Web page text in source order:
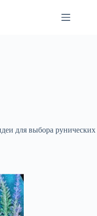
для выбора рунических